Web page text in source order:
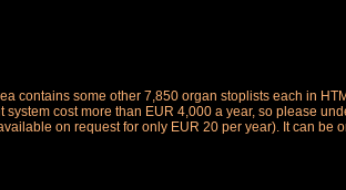
some other 7,850 organ stoplists each in
cost more than EUR 4,000 a year, so please
on request for only EUR 20 per year). It can be